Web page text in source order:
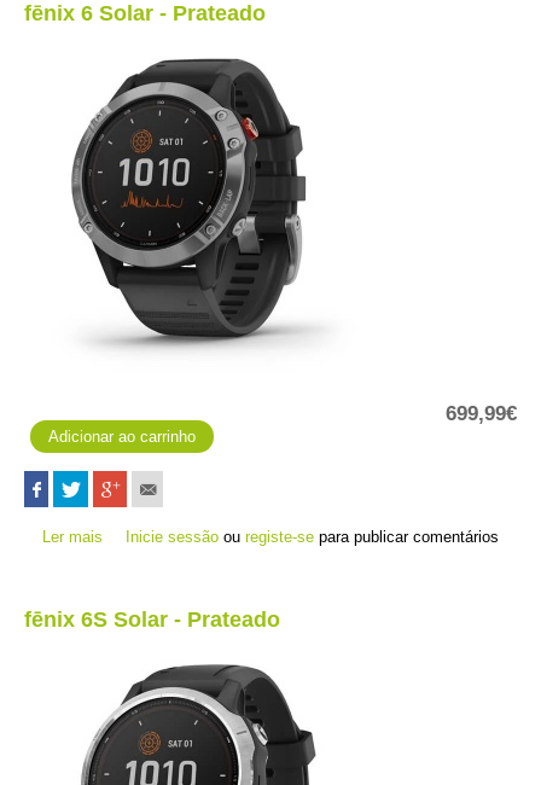
fēnix 6 Solar - Prateado
699,99€
Ler mais acerca de fēnix 6 Solar - Prateado
Inicie sessão ouregiste-se para publicar comentários
fēnix 6S Solar - Prateado